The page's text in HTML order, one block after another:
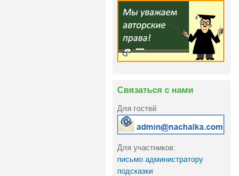
Связаться с нами
Для гостей
Для участников:
письмо администратору
подсказки